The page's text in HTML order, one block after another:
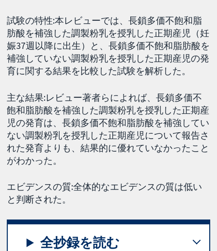
試験の特性:本レビューでは、長鎖多価不飽和脂
肪酸を補強した調製粉乳を授乳した正期産児（妊
娠37週以降に出生）と、長鎖多価不飽和脂肪酸を
補強していない調製粉乳を授乳した正期産児の発
育に関する結果を比較した試験を解析した。
主な結果:レビュー著者らによれば、長鎖多価不
飽和脂肪酸を補強した調製粉乳を授乳した正期産
児の発育は、長鎖多価不飽和脂肪酸を補強してい
ない調製粉乳を授乳した正期産児について報告さ
れた発育よりも、結果的に優れていなかったこと
がわかった。
エビデンスの質:全体的なエビデンスの質は低い
と判断された。
全抄録を読む